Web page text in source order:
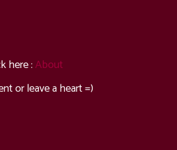
here:About
or leave a heart =)